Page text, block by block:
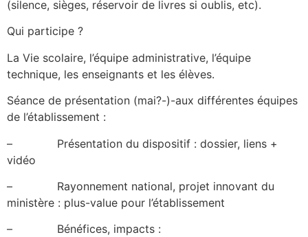
(silence, sièges, réservoir de livres si oublis, etc).
Qui participe ?
La Vie scolaire, l’équipe administrative, l’équipe
technique, les enseignants et les élèves.
Séance de présentation (mai?-)-aux différentes équipes
de l’établissement :
– Présentation du dispositif : dossier, liens +
vidéo
– Rayonnement national, projet innovant du
ministère : plus-value pour l’établissement
– Bénéfices, impacts :